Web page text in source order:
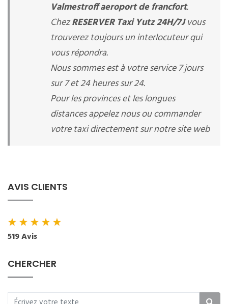
Valmestroff aeroport de francfort.
ChezRESERVER Taxi Yutz 24H/7Jvous
trouverez toujours un interlocuteur qui
vous répondra.
Nous sommes est à votre service 7 jours
sur 7 et 24 heures sur 24.
Pour les provinces et les longues
distances appelez nous ou commander
votre taxi directement sur notre site web
AVIS CLIENTS
★★★★★
519 Avis
CHERCHER